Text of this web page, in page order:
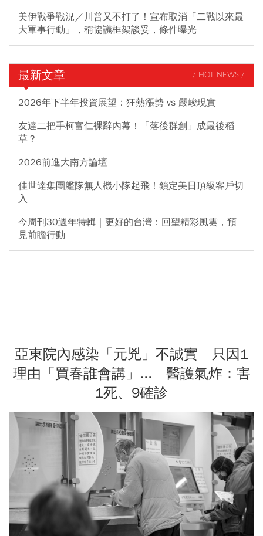
美伊戰爭戰況／川普又不打了！宣布取消「二戰以來最
大軍事行動」，稱協議框架談妥，條件曝光
最新文章 / HOT NEWS /
2026年下半年投資展望：狂熱漲勢 vs 嚴峻現實
友達二把手柯富仁裸辭內幕！「落後群創」成最後稻
草？
2026前進大南方論壇
佳世達集團艦隊無人機小隊起飛！鎖定美日頂級客戶切
入
今周刊30週年特輯｜更好的台灣：回望精彩風雲，預
見前瞻行動
亞東院內感染「元兇」不誠實 只因1
理由「買春誰會講」... 醫護氣炸：害
1死、9確診